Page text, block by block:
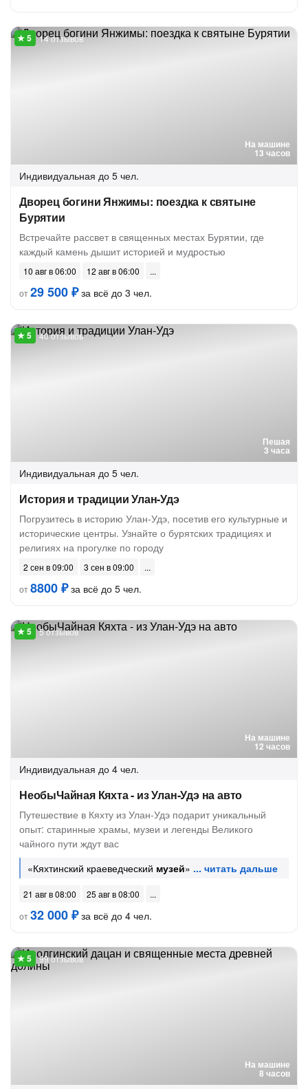
На машине
13 часов
14 отзывов
Индивидуальная до 5 чел.
Дворец богини Янжимы: поездка к святыне
Бурятии
Встречайте рассвет в священных местах Бурятии, где
каждый камень дышит историей и мудростью
10 авг в 06:00
12 авг в 06:00
от29 500 ₽за всё до 3 чел.
Пешая
3 часа
40 отзывов
Индивидуальная до 5 чел.
История и традиции Улан-Удэ
Погрузитесь в историю Улан-Удэ, посетив его культурные и
исторические центры. Узнайте о бурятских традициях и
религиях на прогулке по городу
2 сен в 09:00
3 сен в 09:00
от8800 ₽за всё до 5 чел.
На машине
12 часов
5 отзывов
Индивидуальная до 4 чел.
НеобыЧайная Кяхта - из Улан-Удэ на авто
Путешествие в Кяхту из Улан-Удэ подарит уникальный
опыт: старинные храмы, музеи и легенды Великого
чайного пути ждут вас
«Кяхтинский краеведческий музей»
21 авг в 08:00
25 авг в 08:00
от32 000 ₽за всё до 4 чел.
На машине
8 часов
99 отзывов